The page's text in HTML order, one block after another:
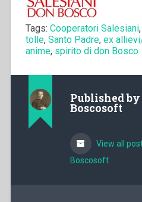
Tags: Cooperatori Salesiani,
tolle, Santo Padre, ex
anime, spirito di don Bosco
Published by
Boscosoft
View all
Boscosoft